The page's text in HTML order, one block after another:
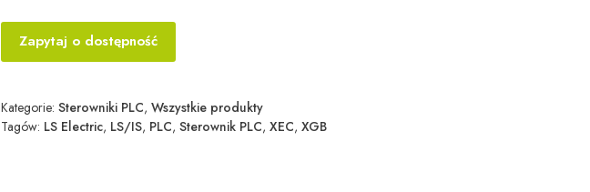
Zapytaj o dostępność
Kategorie:Sterowniki PLC,Wszystkie produkty
Tagów: LS Electric, LS/IS, PLC,Sterownik PLC,XEC,XGB